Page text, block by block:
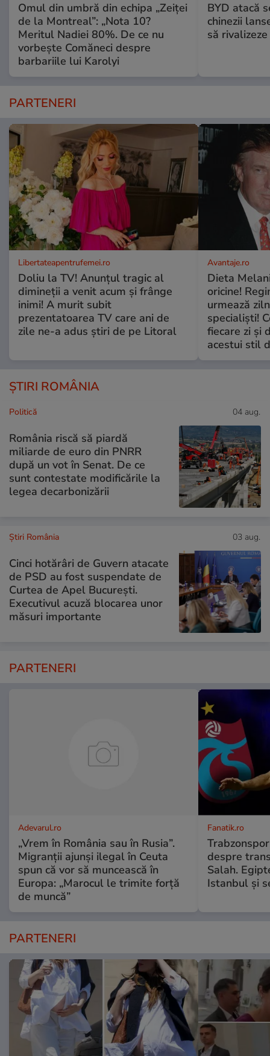
Omul din umbră din echipa „Zeiței
de la Montreal”: „Nota 10?
Meritul Nadiei 80%. De ce nu
vorbește Comăneci despre
barbariile lui Karolyi
BYD atacă
chinezii
să
PARTENERI
Libertateapentrufemei.ro
Doliu la TV! Anunțul tragic al
dimineții a venit acum și frânge
inimi! A murit subit
prezentatoarea TV care ani de
zile ne-a adus știri de pe Litoral
Avantaje.ro
Dieta
oricine!
urmează
specialiști!
fiecare zi și
acestui stil
ȘTIRI ROMÂNIA
Politică 04 aug.
România riscă să piardă
miliarde de euro din PNRR
după un vot în Senat. De ce
sunt contestate modificările la
legea decarbonizării
Știri România 03 aug.
Cinci hotărâri de Guvern atacate
de PSD au fost suspendate de
Curtea de Apel București.
Executivul acuză blocarea unor
măsuri importante
PARTENERI
Adevarul.ro
„Vrem în România sau în Rusia”.
Migranții ajunși ilegal în Ceuta
spun că vor să muncească în
Europa: „Marocul le trimite forță
de muncă”
Fanatik.ro
despre
Salah.
Istanbul și
PARTENERI